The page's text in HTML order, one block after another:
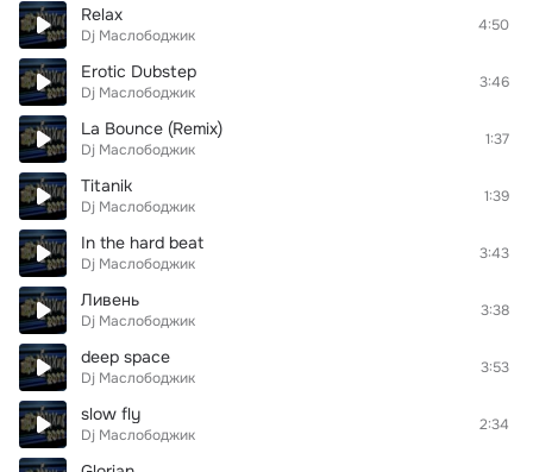
Relax
Dj Маслободжик
4:50
Erotic Dubstep
Dj Маслободжик
3:46
La Bounce (Remix)
Dj Маслободжик
1:37
Titanik
Dj Маслободжик
1:39
In the hard beat
Dj Маслободжик
3:43
Ливень
Dj Маслободжик
3:38
deep space
Dj Маслободжик
3:53
slow fly
Dj Маслободжик
2:34